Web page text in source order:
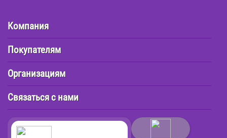
Компания
Покупателям
Организациям
Связаться с нами